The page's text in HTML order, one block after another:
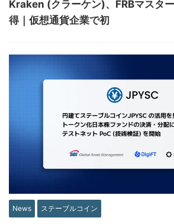
Kraken (クラーケン)、FRBマスタ
得｜仮想通貨企業で初
News ステーブルコイン